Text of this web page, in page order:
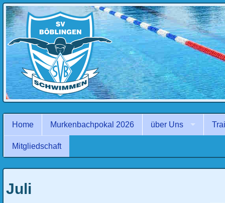
Navigation
überspringen
Home Murkenbachpokal 2026 über Uns
Mitgliedschaft
Juli